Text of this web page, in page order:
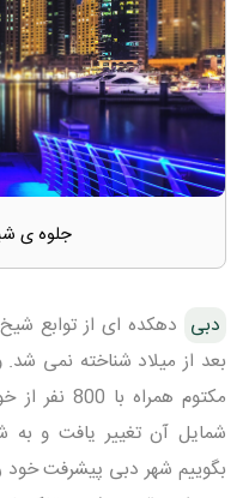
جلوه ی
دبی
بعد از میلاد شناخته نمی
مکتوم
شمایل آن تغییر یافت و به
بگوییم شهر دبی پیشرفت خود